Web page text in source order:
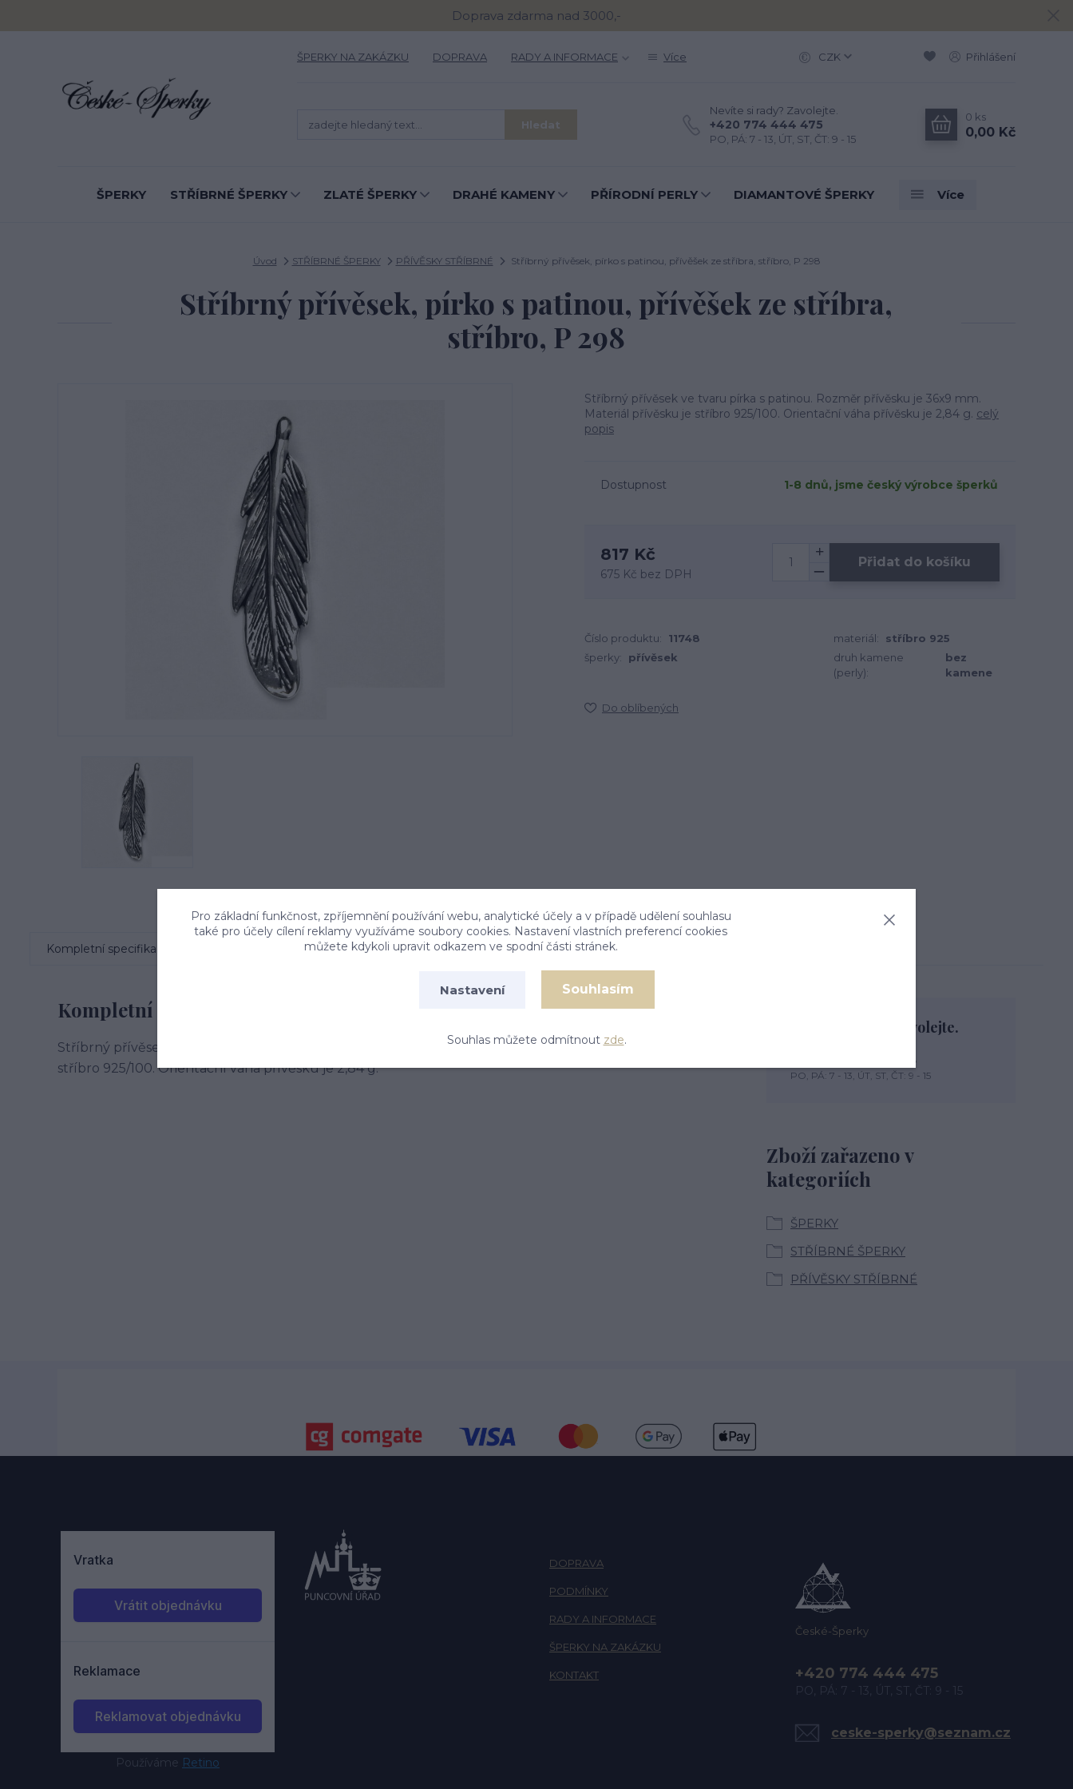
Doprava zdarma nad 3000,-
ŠPERKY NA ZAKÁZKU DOPRAVA RADY A INFORMACE Více CZK Přihlášení
Hledat
Nevíte si rady? Zavolejte.
+420 774 444 475
PO, PÁ: 7 - 13, ÚT, ST, ČT: 9 - 15
0 ks
0,00 Kč
ŠPERKY STŘÍBRNÉ ŠPERKY ZLATÉ ŠPERKY DRAHÉ KAMENY PŘÍRODNÍ PERLY DIAMANTOVÉ ŠPERKY Více
Úvod STŘÍBRNÉ ŠPERKY PŘÍVĚSKY STŘÍBRNÉ Stříbrný přívěsek, pírko s patinou, přívěšek ze stříbra, stříbro, P 298
Stříbrný přívěsek, pírko s patinou, přívěšek ze stříbra,
stříbro, P 298
Stříbrný přívěsek ve tvaru pírka s patinou. Rozměr přívěsku je 36x9 mm.
Materiál přívěsku je stříbro 925/100. Orientační váha přívěsku je 2,84 g. celý
popis
Dostupnost 1-8 dnů, jsme český výrobce šperků
817 Kč
675 Kč bez DPH
Přidat do košíku
Číslo produktu: 11748 materiál:
stříbro 925
šperky:
přívěsek
druh kamene
(perly):
bez
kamene
Do oblíbených
Kompletní specifikace
Kompletní specifikace
Stříbrný přívěsek ve tvaru pírka s patinou. Rozměr přívěsku je 36x9 mm. Materiál přívěsku je
stříbro 925/100. Orientační váha přívěsku je 2,84 g.
Zboží zařazeno v
kategoriích
ŠPERKY
STŘÍBRNÉ ŠPERKY
PŘÍVĚSKY STŘÍBRNÉ
Nevíte si rady? Zavolejte.
+420 774 444 475
PO, PÁ: 7 - 13, ÚT, ST, ČT: 9 - 15
Používáme Retino
DOPRAVA
PODMÍNKY
RADY A INFORMACE
ŠPERKY NA ZAKÁZKU
KONTAKT
České-Šperky
+420 774 444 475
PO, PÁ: 7 - 13, ÚT, ST, ČT: 9 - 15
ceske-sperky@seznam.cz
Pro základní funkčnost, zpříjemnění používání webu, analytické účely a v případě udělení souhlasu
také pro účely cílení reklamy využíváme soubory cookies. Nastavení vlastních preferencí cookies
můžete kdykoli upravit odkazem ve spodní části stránek.
Nastavení Souhlasím
Souhlas můžete odmítnout zde.